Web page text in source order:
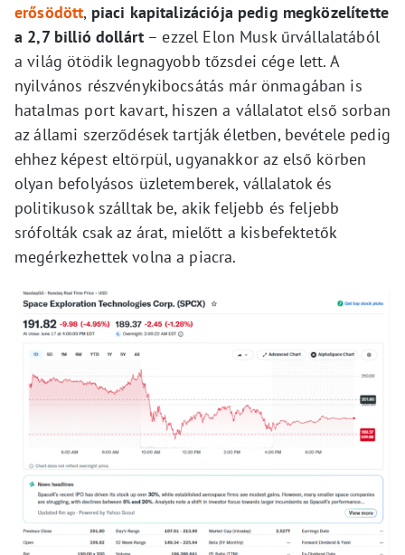
erősödött, piaci kapitalizációja pedig megközelítette
a 2,7 billió dollárt – ezzel Elon Musk űrvállalatából
a világ ötödik legnagyobb tőzsdei cége lett. A
nyilvános részvénykibocsátás már önmagában is
hatalmas port kavart, hiszen a vállalatot első sorban
az állami szerződések tartják életben, bevétele pedig
ehhez képest eltörpül, ugyanakkor az első körben
olyan befolyásos üzletemberek, vállalatok és
politikusok szálltak be, akik feljebb és feljebb
srófolták csak az árat, mielőtt a kisbefektetők
megérkezhettek volna a piacra.